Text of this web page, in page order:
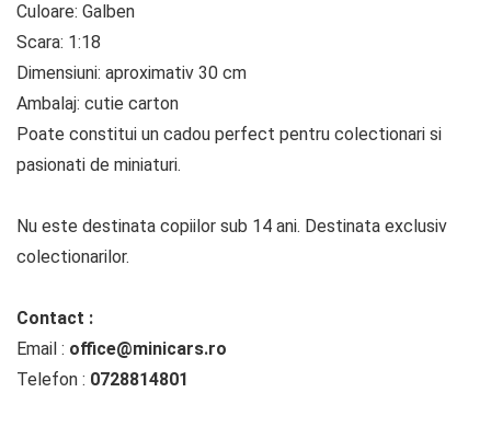
Culoare: Galben
Scara: 1:18
Dimensiuni: aproximativ 30 cm
Ambalaj: cutie carton
Poate constitui un cadou perfect pentru colectionari si
pasionati de miniaturi.
Nu este destinata copiilor sub 14 ani. Destinata exclusiv
colectionarilor.
Contact :
Email : office@minicars.ro
Telefon : 0728814801